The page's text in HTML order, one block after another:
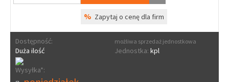
% Zapytaj o cenę dla firm
Dostępność:
Duża ilość
możliwa sprzedaż jednostkowa
Jednostka: kpl
Wysyłka*: